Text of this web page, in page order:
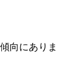
向にありま